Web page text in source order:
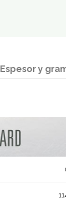
Espesor y